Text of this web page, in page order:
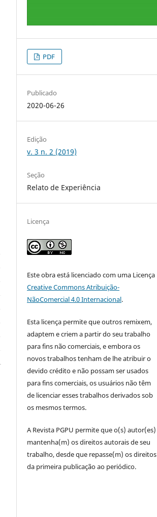
PDF
Publicado
2020-06-26
Edição
v. 3 n. 2 (2019)
Seção
Relato de Experiência
Licença
Este obra está licenciado com uma Licença
Creative Commons Atribuição-
NãoComercial 4.0 Internacional.
Esta licença permite que outros remixem,
adaptem e criem a partir do seu trabalho
para fins não comerciais, e embora os
novos trabalhos tenham de lhe atribuir o
devido crédito e não possam ser usados
para fins comerciais, os usuários não têm
de licenciar esses trabalhos derivados sob
os mesmos termos.
A Revista PGPU permite que o(s) autor(es)
mantenha(m) os direitos autorais de seu
trabalho, desde que repasse(m) os direitos
da primeira publicação ao periódico.